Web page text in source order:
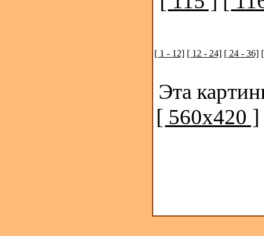
[ 1 - 12] [ 12 - 24] [ 24 - 36]
Эта
[ 560x420 ]